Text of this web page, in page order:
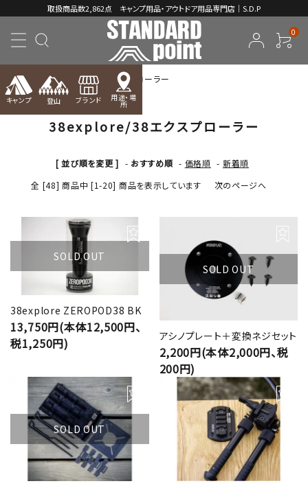
取扱商品数2,862点 キャンプ用品・アウトドア用品専門店｜S.D.P
0
キャンプ 登山 ブランド 用途・場
所
ACCOUNT MENU
ログイン person
コンテンツ
INFORMATION
TOP 38explore/38エクスプローラー
38explore/38エクスプローラー
[ 並び順を変更 ] - おすすめ順 - 価格順 - 新着順
全 [48] 商品中 [1-20] 商品を表示しています
次のページへ
SOLD OUT
38explore ZEROPOD38 BK
13,750円(本体12,500円、
税1,250円)
SOLD OUT
アシノプレート＋変換ネジセット
2,200円(本体2,000円、税
200円)
SOLD OUT